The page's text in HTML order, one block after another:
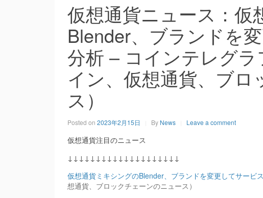
仮想通貨ニュース：仮
Blender、ブランドを
分析 – コインテレグ
イン、仮想通貨、ブ
ス）
Posted on 2023年2月15日 By News Leave a comment
仮想通貨注目のニュース
↓↓↓↓↓↓↓↓↓↓↓↓↓↓↓↓↓↓↓↓
仮想通貨ミキシングのBlender、ブランドを変更してサービ
想通貨、ブロックチェーンのニュース）